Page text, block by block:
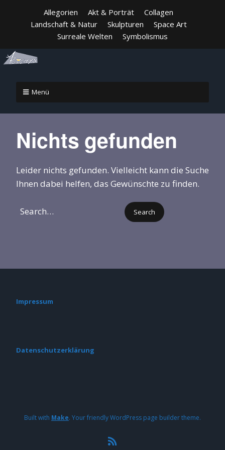
Allegorien Akt & Porträt
Collagen
Landschaft & Natur
Skulpturen
Space Art
Surreale Welten
Symbolismus
Menü
Nichts gefunden
Leider nichts gefunden. Vielleicht kann die Suche
Ihnen dabei helfen, das Gewünschte zu finden.
Impressum
Datenschutzerklärung
Built with Make. Your friendly WordPress page builder theme.